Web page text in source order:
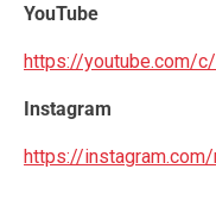
YouTube
https://youtube.com/
Instagram
https://